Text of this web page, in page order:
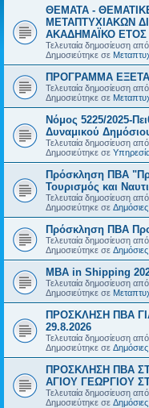
ΘΕΜΑΤΑ -
ΜΕΤΑΠΤΥΧΙΑΚΩΝ
ΑΚΑΔΗΜΑΪΚΟ ΕΤΟΣ
Τελευταία δημοσίευση από
Δημοσιεύτηκε σε
ΠΡΟΓΡΑΜΜΑ
Τελευταία δημοσίευση από
Δημοσιεύτηκε σε
Νόμος 5225/2025-
Δυναμικού
Τελευταία δημοσίευση από
Δημοσιεύτηκε σε
Πρόσκληση ΠΒΑ
Τουρισμός και
Τελευταία δημοσίευση από
Δημοσιεύτηκε σε
Πρόσκληση ΠΒΑ
Τελευταία δημοσίευση από
Δημοσιεύτηκε σε
MBA in Shipping
Τελευταία δημοσίευση από
Δημοσιεύτηκε σε
ΠΡΟΣΚΛΗΣΗ ΠΒΑ
29.8.2026
Τελευταία δημοσίευση από
Δημοσιεύτηκε σε
ΠΡΟΣΚΛΗΣΗ ΠΒΑ
ΑΓΙΟΥ ΓΕΩΡΓΙΟΥ
Τελευταία δημοσίευση από
Δημοσιεύτηκε σε